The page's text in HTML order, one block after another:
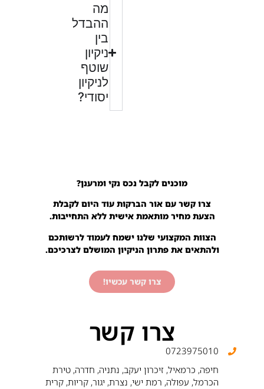
מה
ההבדל
בין
ניקיון
שוטף
לניקיון
יסודי?
מוכנים לקבל נכס נקי ומרענן?
צרו קשר עם אור הברקות עוד היום לקבלת
הצעת מחיר מותאמת אישית ללא התחייבות.
הצוות המקצועי שלנו ישמח לעמוד לרשותכם
ולהתאים את פתרון הניקיון המושלם לצרכיכם.
צרו קשר עכשיו!
צרו קשר
0723975010
חיפה, כרמאיל, זיכרון יעקב, נתניה, חדרה, טירת
הכרמל, עפולה, רמת ישי, נצרת, יגור, קריות, קרית